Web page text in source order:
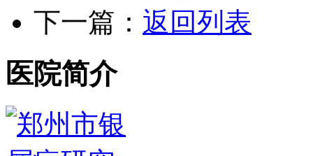
下一篇： 返回列表
医院简介